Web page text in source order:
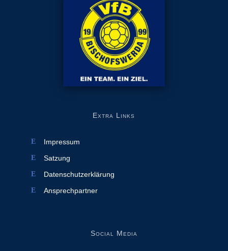
Extra Links
Impressum
Satzung
Datenschutzerklärung
Ansprechpartner
Social Media